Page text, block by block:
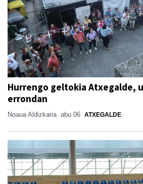
Hurrengo geltokia Atxegalde,
errondan
Noaua Aldizkaria abu 06 ATXEGALDE